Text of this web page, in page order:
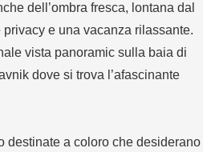
dell’ombra fresca, lontana dal
e una vacanza rilassante.
vista panoramic sulla baia di
dove si trova l’afascinante
destinate a coloro che desiderano